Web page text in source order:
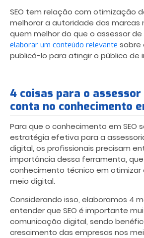
SEO tem relação com otimização
melhorar a autoridade das marcas
quem melhor do que o assessor
elaborar um conteúdo relevante sobre
publicá-lo para atingir o público de
4 coisas para o
conta no conhecimento
Para que o conhecimento em SEO
estratégia efetiva para a
digital, os profissionais precisam
importância dessa ferramenta,
conhecimento técnico em
meio digital.
Considerando isso, elaboramos 4
entender que SEO é importante
comunicação digital, sendo
crescimento das empresas nos